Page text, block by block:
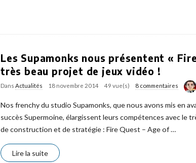
Les Supamonks nous présentent «
très beau projet de jeux vidéo !
Dans Actualités 18 novembre 2014 49 vue(s) 8 commentaires
Nos frenchy du studio Supamonks, que nous avons mis en
succès Supermoine, élargissent leurs compétences avec le
de construction et de stratégie : Fire Quest – Age of…
Lire la suite